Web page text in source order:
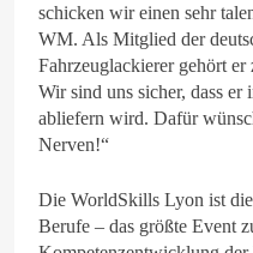
schicken wir einen sehr
WM. Als Mitglied der
Fahrzeuglackierer gehört
Wir sind uns sicher, dass
abliefern wird. Dafür
Nerven!“
Die WorldSkills Lyon ist
Berufe – das größte Event